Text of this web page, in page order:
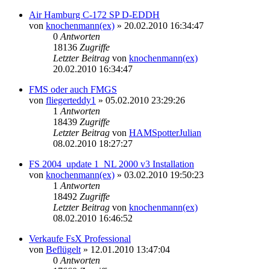
Air Hamburg C-172 SP D-EDDH
von knochenmann(ex) » 20.02.2010 16:34:47
0 Antworten
18136 Zugriffe
Letzter Beitrag von knochenmann(ex)
20.02.2010 16:34:47
FMS oder auch FMGS
von fliegerteddy1 » 05.02.2010 23:29:26
1 Antworten
18439 Zugriffe
Letzter Beitrag von HAMSpotterJulian
08.02.2010 18:27:27
FS 2004_update 1_NL 2000 v3 Installation
von knochenmann(ex) » 03.02.2010 19:50:23
1 Antworten
18492 Zugriffe
Letzter Beitrag von knochenmann(ex)
08.02.2010 16:46:52
Verkaufe FsX Professional
von Beflügelt » 12.01.2010 13:47:04
0 Antworten